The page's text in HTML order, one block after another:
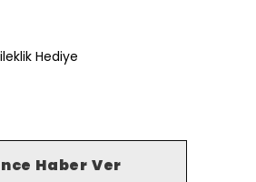
Hediye
Haber Ver